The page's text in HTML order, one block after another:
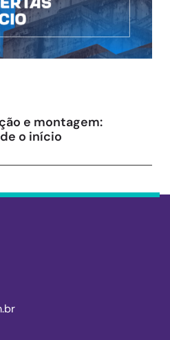
e montagem:
o início